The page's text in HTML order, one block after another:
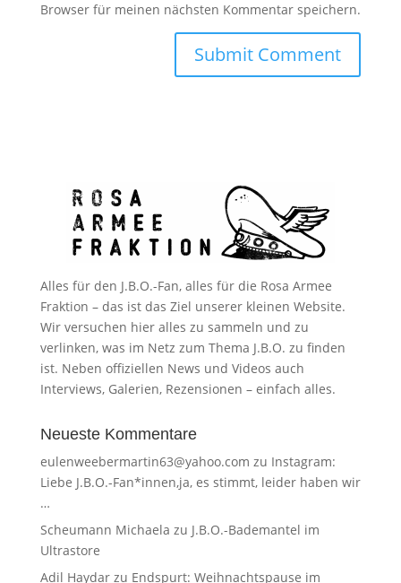
Browser für meinen nächsten Kommentar speichern.
Alles für den J.B.O.-Fan, alles für die Rosa Armee
Fraktion – das ist das Ziel unserer kleinen Website.
Wir versuchen hier alles zu sammeln und zu
verlinken, was im Netz zum Thema J.B.O. zu finden
ist. Neben offiziellen News und Videos auch
Interviews, Galerien, Rezensionen – einfach alles.
Neueste Kommentare
eulenweebermartin63@yahoo.com zu Instagram:
Liebe J.B.O.-Fan*innen,ja, es stimmt, leider haben wir
…
Scheumann Michaela zu J.B.O.-Bademantel im
Ultrastore
Adil Haydarzu Endspurt: Weihnachtspause im